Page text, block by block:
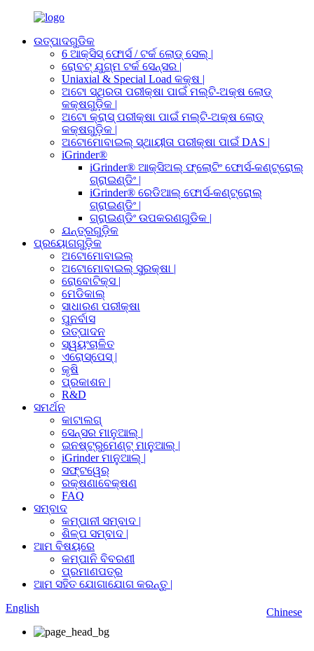
ଉତ୍ପାଦଗୁଡିକ
6 ଆକ୍ସିସ୍ ଫୋର୍ସ / ଟର୍କ ଲୋଡ୍ ସେଲ୍ |
ରୋବଟ୍ ଯୁଗ୍ମ ଟର୍କ ସେନ୍ସର |
Uniaxial & Special Load କକ୍ଷ |
ଅଟୋ ସ୍ଥିରତା ପରୀକ୍ଷା ପାଇଁ ମଲ୍ଟି-ଅକ୍ଷ ଲୋଡ୍
କକ୍ଷଗୁଡ଼ିକ |
ଅଟୋ କ୍ରାସ୍ ପରୀକ୍ଷା ପାଇଁ ମଲ୍ଟି-ଅକ୍ଷ ଲୋଡ୍
କକ୍ଷଗୁଡ଼ିକ |
ଅଟୋମୋବାଇଲ୍ ସ୍ଥାୟୀତା ପରୀକ୍ଷା ପାଇଁ DAS |
iGrinder®
iGrinder® ଆକ୍ସିଅଲ୍ ଫ୍ଲୋଟିଂ ଫୋର୍ସ-କଣ୍ଟ୍ରୋଲ୍
ଗ୍ରାଇଣ୍ଡିଂ |
iGrinder® ରେଡିଆଲ୍ ଫୋର୍ସ-କଣ୍ଟ୍ରୋଲ୍
ଗ୍ରାଇଣ୍ଡିଂ |
ଗ୍ରାଇଣ୍ଡିଂ ଉପକରଣଗୁଡିକ |
ଯନ୍ତ୍ରଗୁଡ଼ିକ
ପ୍ରୟୋଗଗୁଡ଼ିକ
ଅଟୋମୋବାଇଲ୍
ଅଟୋମୋବାଇଲ୍ ସୁରକ୍ଷା |
ରୋବୋଟିକ୍ସ |
ମେଡିକାଲ୍
ସାଧାରଣ ପରୀକ୍ଷା
ପୁନର୍ବାସ
ଉତ୍ପାଦନ
ସ୍ୱୟଂଚାଳିତ
ଏରୋସ୍ପେସ୍ |
କୃଷି
ପ୍ରକାଶନ |
R&D
ସମର୍ଥନ
କାଟାଲଗ୍
ସେନ୍ସର ମାନୁଆଲ୍ |
ଇନଷ୍ଟ୍ରୁମେଣ୍ଟ୍ ମାନୁଆଲ୍ |
iGrinder ମାନୁଆଲ୍ |
ସଫ୍ଟୱେର୍
ରକ୍ଷଣାବେକ୍ଷଣ
FAQ
ସମ୍ବାଦ
କମ୍ପାନୀ ସମ୍ବାଦ |
ଶିଳ୍ପ ସମ୍ବାଦ |
ଆମ ବିଷୟରେ
କମ୍ପାନି ବିବରଣୀ
ପ୍ରମାଣପତ୍ର
ଆମ ସହିତ ଯୋଗାଯୋଗ କରନ୍ତୁ |
Chinese
English